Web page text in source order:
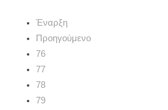
Έναρξη
Προηγούμενο
76
77
78
79